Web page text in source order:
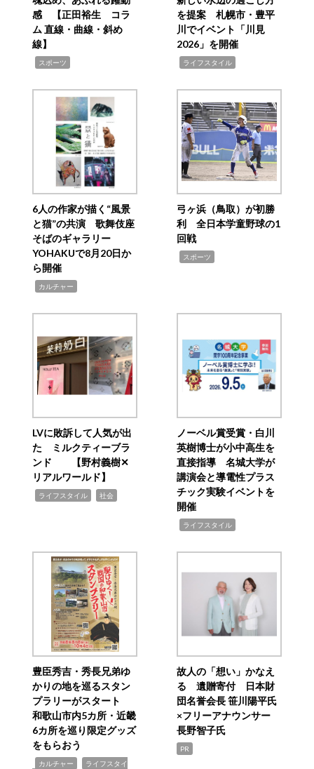
感 【正田裕生 コラ
ム 直線・曲線・斜め
線】
スポーツ
を提案 札幌市・豊平
川でイベント「川見
2026」を開催
ライフスタイル
6人の作家が描く“風景
と猫”の共演 歌舞伎座
そばのギャラリー
YOHAKUで8月20日か
ら開催
カルチャー
弓ヶ浜（鳥取）が初勝
利 全日本学童野球の1
回戦
スポーツ
LVに敗訴して人気が出
た ミルクティーブラ
ンド 【野村義樹✕
リアルワールド】
ライフスタイル 社会
ノーベル賞受賞・白川
英樹博士が小中高生を
直接指導 名城大学が
講演会と導電性プラス
チック実験イベントを
開催
ライフスタイル
豊臣秀吉・秀長兄弟ゆ
かりの地を巡るスタン
プラリーがスタート
和歌山市内5カ所・近畿
6カ所を巡り限定グッズ
をもらおう
カルチャー
ライフスタイ
故人の「想い」かなえ
る 遺贈寄付 日本財
団名誉会長 笹川陽平氏
×フリーアナウンサー
長野智子氏
PR